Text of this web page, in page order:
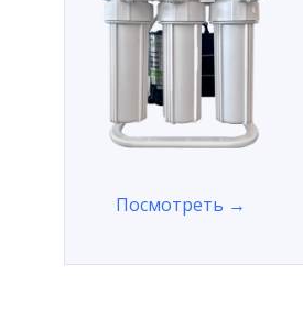
Посмотреть →